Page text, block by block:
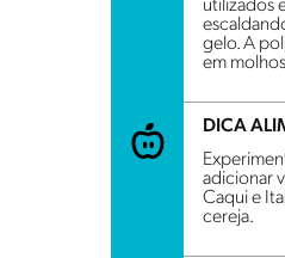
utilizados
gelo. A
em
DICA
adicionar
Caqui e
cereja.